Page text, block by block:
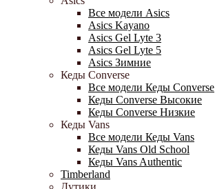
Все модели Asics
Asics Kayano
Asics Gel Lyte 3
Asics Gel Lyte 5
Asics Зимние
Кеды Converse
Все модели Кеды Converse
Кеды Converse Высокие
Кеды Converse Низкие
Кеды Vans
Все модели Кеды Vans
Кеды Vans Old School
Кеды Vans Authentic
Timberland
Дутики